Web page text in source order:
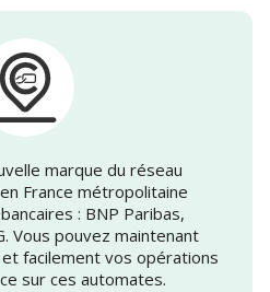
marque du réseau
France métropolitaine
: BNP Paribas,
Vous pouvez maintenant
facilement vos opérations
sur ces automates.